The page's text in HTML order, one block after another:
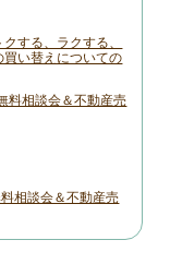
する、ラクする、
買い替えについての
料相談会＆不動産売
相談会＆不動産売